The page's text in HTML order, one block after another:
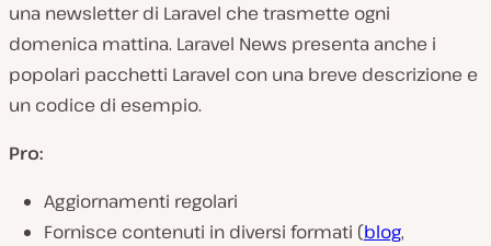
una newsletter di Laravel che trasmette ogni
domenica mattina. Laravel News presenta anche i
popolari pacchetti Laravel con una breve descrizione e
un codice di esempio.
Pro:
Aggiornamenti regolari
Fornisce contenuti in diversi formati (blog,